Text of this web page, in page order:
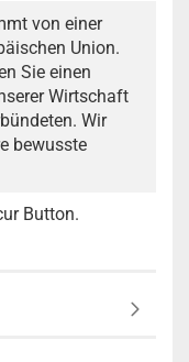
von einer
Union.
Sie einen
Wirtschaft
Wir
bewusste
Button.